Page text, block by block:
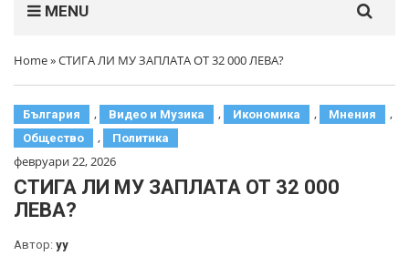
MENU
Home»СТИГА ЛИ МУ ЗАПЛАТА ОТ 32 000 ЛЕВА?
България , Видео и Музика , Икономика , Мнения ,
Общество , Политика
февруари 22, 2026
СТИГА ЛИ МУ ЗАПЛАТА ОТ 32 000
ЛЕВА?
Автор: yy